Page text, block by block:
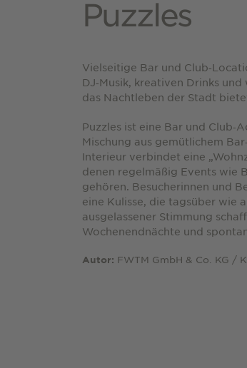
Puzzles
Vielseitige Bar und
DJ‑Musik, kreativen Drinks
das Nachtleben der Stadt
Puzzles ist eine Bar und
Mischung aus gemütlichem
Interieur verbindet eine
denen regelmäßig Events wie
gehören. Besucherinnen und
eine Kulisse, die tagsüber wie
ausgelassener Stimmung
Wochenendnächte und
Autor: FWTM GmbH & Co. KG /